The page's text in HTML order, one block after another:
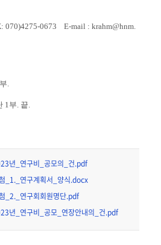
0673 E-mail : krahm@hnm.
.
1부. 끝.
년_연구비_공모의_건.pdf
_1._연구계획서_양식.docx
_2._연구회회원명단.pdf
년_연구비_공모_연장안내의_건.pdf